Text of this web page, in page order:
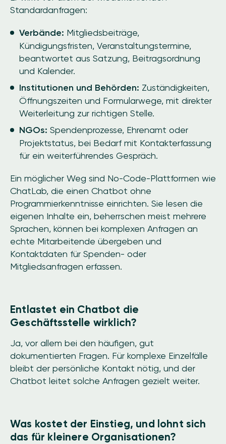
Standardanfragen:
Verbände: Mitgliedsbeiträge,
Kündigungsfristen, Veranstaltungstermine,
beantwortet aus Satzung, Beitragsordnung
und Kalender.
Institutionen und Behörden: Zuständigkeiten,
Öffnungszeiten und Formularwege, mit direkter
Weiterleitung zur richtigen Stelle.
NGOs: Spendenprozesse, Ehrenamt oder
Projektstatus, bei Bedarf mit Kontakterfassung
für ein weiterführendes Gespräch.
Ein möglicher Weg sind No-Code-Plattformen wie
ChatLab, die einen Chatbot ohne
Programmierkenntnisse einrichten. Sie lesen die
eigenen Inhalte ein, beherrschen meist mehrere
Sprachen, können bei komplexen Anfragen an
echte Mitarbeitende übergeben und
Kontaktdaten für Spenden- oder
Mitgliedsanfragen erfassen.
Entlastet ein Chatbot die
Geschäftsstelle wirklich?
Ja, vor allem bei den häufigen, gut
dokumentierten Fragen. Für komplexe Einzelfälle
bleibt der persönliche Kontakt nötig, und der
Chatbot leitet solche Anfragen gezielt weiter.
Was kostet der Einstieg, und lohnt sich
das für kleinere Organisationen?